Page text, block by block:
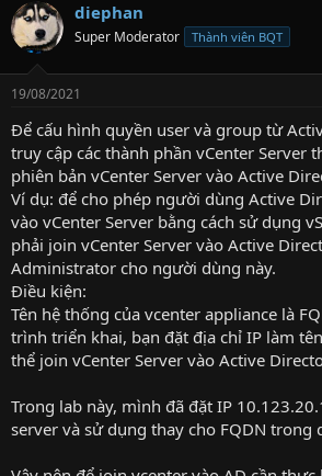
a
d
s
t
a
t
e
r
g
ử
a
diephan
Super Moderator Thành viên BQT
19/08/2021
Để cấu hình quyền user và group từ
truy cập các thành phần vCenter Server
phiên bản vCenter Server vào Active
Ví dụ: để cho phép người dùng Active
vào vCenter Server bằng cách sử dụng
phải join vCenter Server vào Active
Administrator cho người dùng này.
Điều kiện:
Tên hệ thống của vcenter appliance là
trình triển khai, bạn đặt địa chỉ IP làm
thể join vCenter Server vào Active
Trong lab này, mình đã đặt IP
server và sử dụng thay cho FQDN trong